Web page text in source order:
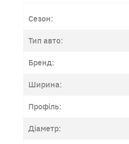
Сезон:
Тип авто:
Бренд:
Ширина:
Профіль:
Діаметр: